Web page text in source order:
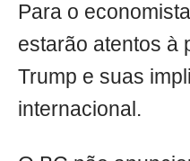
Para o
estarão atentos à
Trump e suas
internacional.